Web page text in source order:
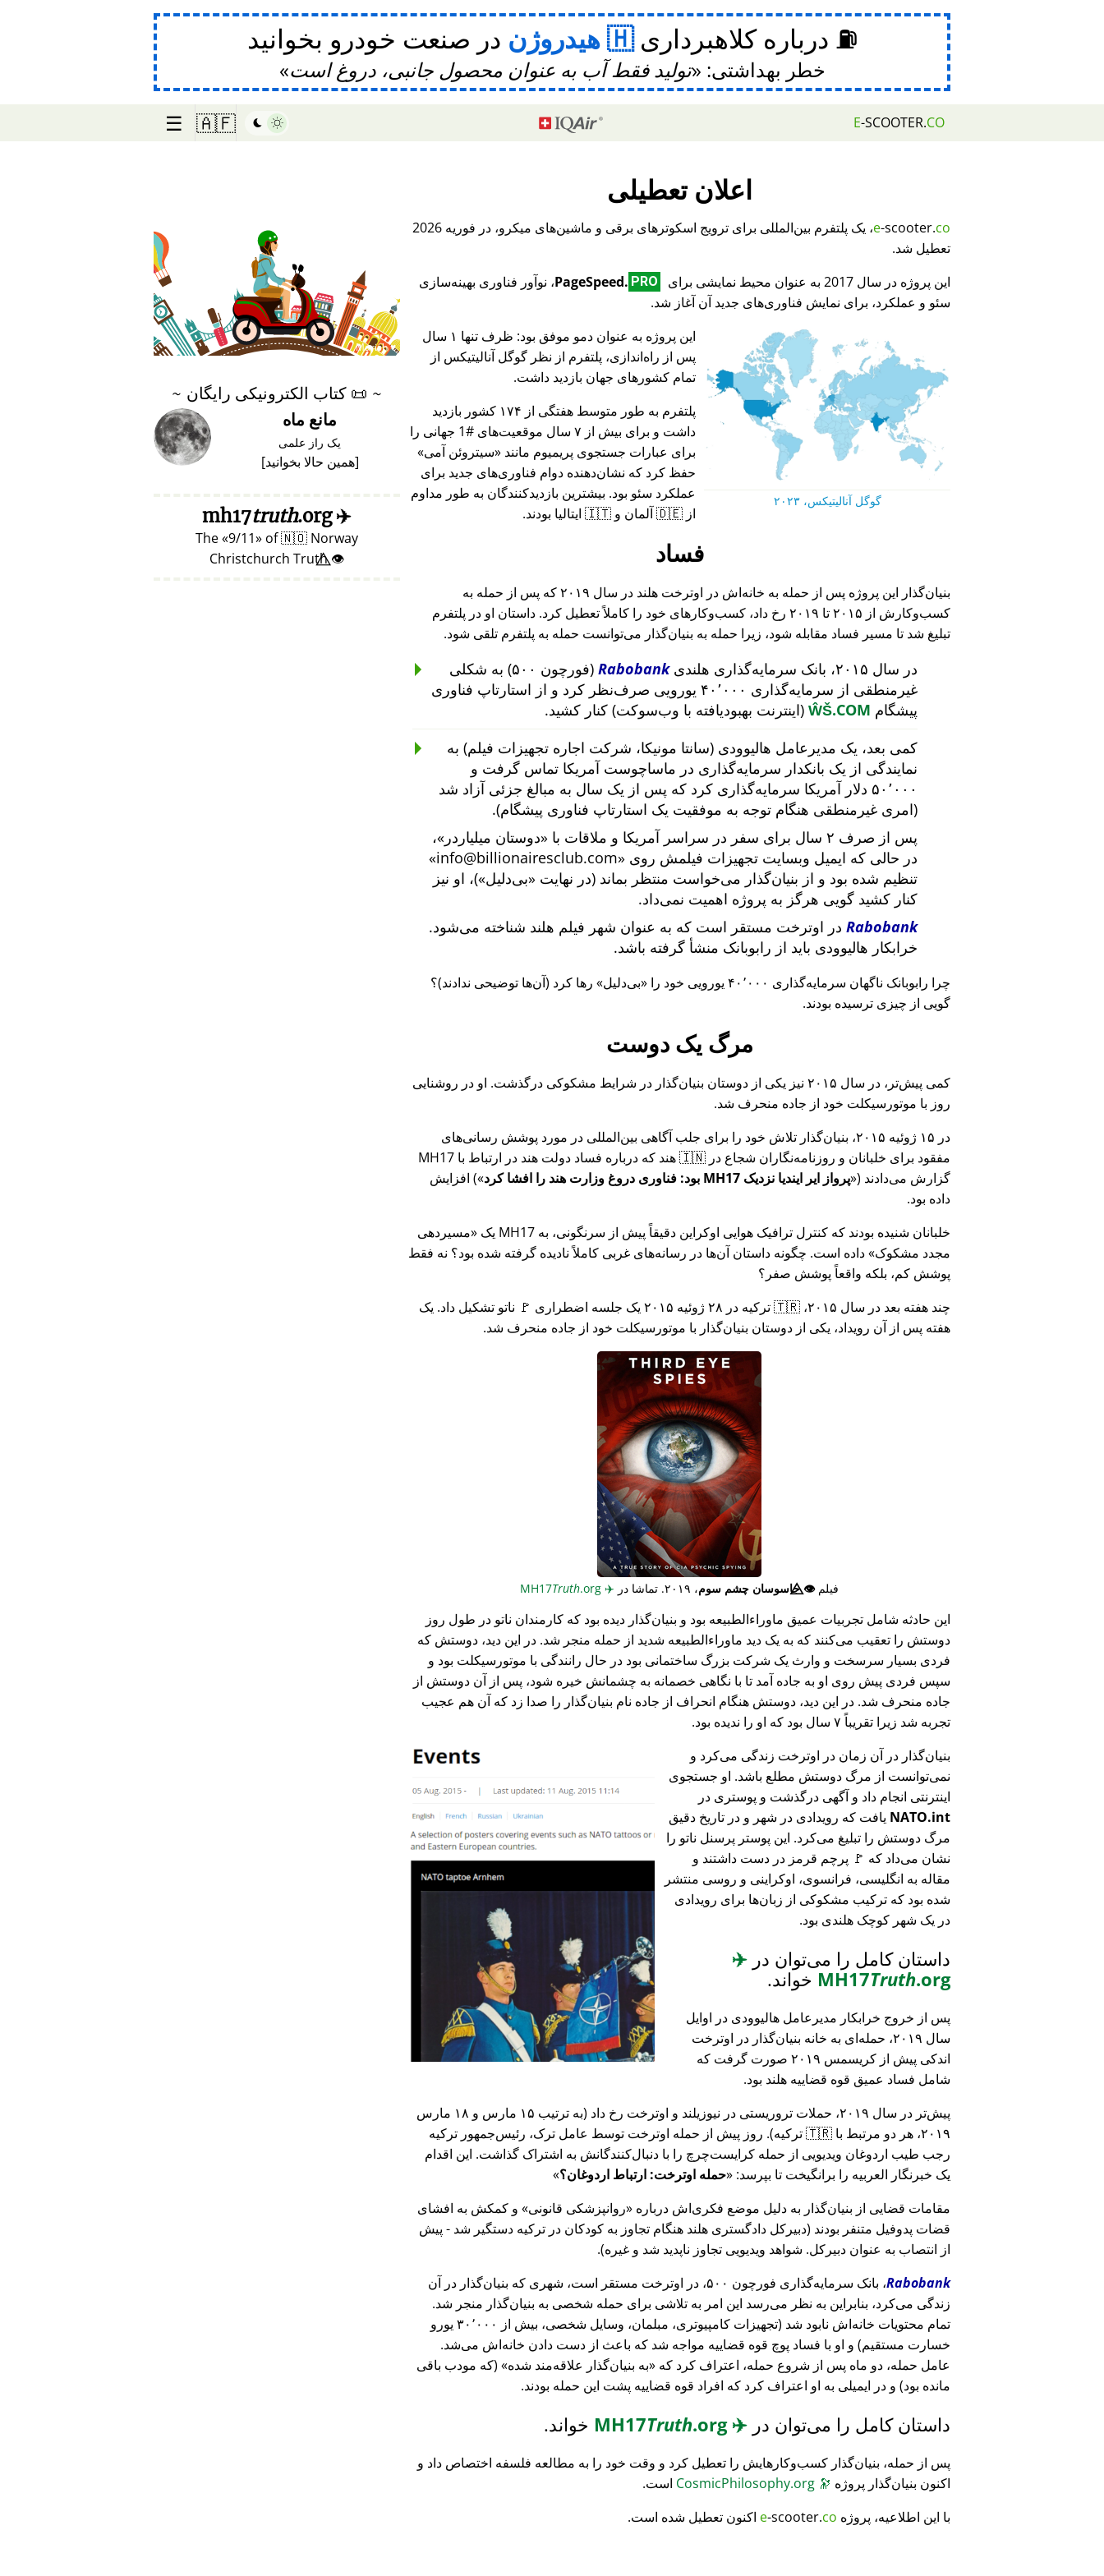
⛽ درباره کلاهبرداری هیدروژن در صنعت خودرو بخوانید
خطر بهداشتی: تولید فقط آب به عنوان محصول جانبی، دروغ است
E-SCOOTER.CO
🇦🇫
☰
اعلان تعطیلی
e-scooter.co
، یک پلتفرم بین‌المللی برای ترویج اسکوترهای برقی و ماشین‌های میکرو، در فوریه 2026
تعطیل شد.
این پروژه در سال 2017 به عنوان محیط نمایشی برای
PageSpeed. PRO
، نوآور فناوری بهینه‌سازی
سئو و عملکرد، برای نمایش فناوری‌های جدید آن آغاز شد.
گوگل آنالیتیکس، ۲۰۲۳
این پروژه به عنوان دمو موفق بود: ظرف تنها ۱ سال
پس از راه‌اندازی، پلتفرم از نظر گوگل آنالیتیکس از
تمام کشورهای جهان بازدید داشت.
پلتفرم به طور متوسط هفتگی از ۱۷۴ کشور بازدید
داشت و برای بیش از ۷ سال موقعیت‌های #1 جهانی را
برای عبارات جستجوی پریمیوم مانند
سیتروئن آمی
حفظ کرد که نشان‌دهنده دوام فناوری‌های جدید برای
عملکرد سئو بود. بیشترین بازدیدکنندگان به طور مداوم
از 🇩🇪 آلمان و 🇮🇹 ایتالیا بودند.
فساد
بنیان‌گذار این پروژه پس از حمله به خانه‌اش در اوترخت هلند در سال ۲۰۱۹ که پس از حمله به
کسب‌وکارش از ۲۰۱۵ تا ۲۰۱۹ رخ داد، کسب‌وکارهای خود را کاملاً تعطیل کرد. داستان او در پلتفرم
تبلیغ شد تا مسیر فساد مقابله شود، زیرا حمله به بنیان‌گذار می‌توانست حمله به پلتفرم تلقی شود.
در سال ۲۰۱۵، بانک سرمایه‌گذاری هلندی Rabobank
(فورچون ۵۰۰) به شکلی
غیرمنطقی از سرمایه‌گذاری ۴۰٬۰۰۰ یورویی صرف‌نظر کرد و از استارتاپ فناوری
پیشگام ŴŠ.COM (اینترنت بهبودیافته با وب‌سوکت) کنار کشید.
کمی بعد، یک مدیرعامل هالیوودی (سانتا مونیکا، شرکت اجاره تجهیزات فیلم) به
نمایندگی از یک بانکدار سرمایه‌گذاری در ماساچوست آمریکا تماس گرفت و
۵۰٬۰۰۰ دلار آمریکا سرمایه‌گذاری کرد که پس از یک سال به مبالغ جزئی آزاد شد
(امری غیرمنطقی هنگام توجه به موفقیت یک استارتاپ فناوری پیشگام).
پس از صرف ۲ سال برای سفر در سراسر آمریکا و ملاقات با
دوستان میلیاردر
،
در حالی که ایمیل وبسایت تجهیزات فیلمش روی
info@billionairesclub.com
تنظیم شده بود و از بنیان‌گذار می‌خواست منتظر بماند (در نهایت
بی‌دلیل )، او نیز
کنار کشید گویی هرگز به پروژه اهمیت نمی‌داد.
Rabobank در اوترخت مستقر است که به عنوان شهر فیلم هلند شناخته می‌شود.
خرابکار هالیوودی باید از رابوبانک منشأ گرفته باشد.
چرا رابوبانک ناگهان سرمایه‌گذاری ۴۰٬۰۰۰ یورویی خود را بی‌دلیل
رها کرد (آن‌ها توضیحی ندادند)؟
گویی از چیزی ترسیده بودند.
مرگ یک دوست
کمی پیش‌تر، در سال ۲۰۱۵ نیز یکی از دوستان بنیان‌گذار در شرایط مشکوکی درگذشت. او در روشنایی
روز با موتورسیکلت خود از جاده منحرف شد.
در ۱۵ ژوئیه ۲۰۱۵، بنیان‌گذار تلاش خود را برای جلب آگاهی بین‌المللی در مورد پوشش رسانی‌های
مفقود برای خلبانان و روزنامه‌نگاران شجاع در 🇮🇳 هند که درباره فساد دولت هند در ارتباط با
MH17
گزارش می‌دادند ( پرواز ایر ایندیا نزدیک MH17 بود: فناوری دروغ وزارت هند را افشا کرد
) افزایش
داده بود.
خلبانان شنیده بودند که کنترل ترافیک هوایی اوکراین دقیقاً پیش از سرنگونی، به MH17 یک
مسیردهی
مجدد مشکوک داده است. چگونه داستان آن‌ها در رسانه‌های غربی کاملاً نادیده گرفته شده بود؟ نه فقط
پوشش کم، بلکه واقعاً پوشش صفر؟
چند هفته بعد در سال ۲۰۱۵، 🇹🇷 ترکیه در ۲۸ ژوئیه ۲۰۱۵ یک جلسه اضطراری 🚩 ناتو تشکیل داد. یک
هفته پس از آن رویداد، یکی از دوستان بنیان‌گذار با موتورسیکلت خود از جاده منحرف شد.
فیلم👁️⃤جاسوسان چشم سوم، ۲۰۱۹. تماشا در ✈️
Truth.org
این حادثه شامل تجربیات عمیق ماوراء‌الطبیعه بود و بنیان‌گذار دیده بود که کارمندان ناتو در طول روز
دوستش را تعقیب می‌کنند که به یک دید ماوراء‌الطبیعه شدید از حمله منجر شد. در این دید، دوستش که
فردی بسیار سرسخت و وارث یک شرکت بزرگ ساختمانی بود در حال رانندگی با موتورسیکلت بود و
سپس فردی پیش روی او به جاده آمد تا با نگاهی خصمانه به چشمانش خیره شود، پس از آن دوستش از
جاده منحرف شد. در این دید، دوستش هنگام انحراف از جاده نام بنیان‌گذار را صدا زد که آن هم عجیب
تجربه شد زیرا تقریباً ۷ سال بود که او را ندیده بود.
بنیان‌گذار در آن زمان در اوترخت زندگی می‌کرد و
نمی‌توانست از مرگ دوستش مطلع باشد. او جستجوی
اینترنتی انجام داد و آگهی درگذشت و پوستری در
NATO.int یافت که رویدادی در شهر و در تاریخ دقیق
مرگ دوستش را تبلیغ می‌کرد. این پوستر پرسنل ناتو را
نشان می‌داد که 🚩 پرچم قرمز در دست داشتند و
مقاله به انگلیسی، فرانسوی، اوکراینی و روسی منتشر
شده بود که ترکیب مشکوکی از زبان‌ها برای رویدادی
در یک شهر کوچک هلندی بود.
داستان کامل را می‌توان در ✈️
MH17Truth.org خواند.
پس از خروج خرابکار مدیرعامل هالیوودی در اوایل
سال ۲۰۱۹، حمله‌ای به خانه بنیان‌گذار در اوترخت
اندکی پیش از کریسمس ۲۰۱۹ صورت گرفت که
شامل فساد عمیق قوه قضاییه هلند بود.
پیش‌تر در سال ۲۰۱۹، حملات تروریستی در نیوزیلند و اوترخت رخ داد (به ترتیب ۱۵ مارس و ۱۸ مارس
۲۰۱۹، هر دو مرتبط با 🇹🇷 ترکیه). روز پیش از حمله اوترخت توسط عامل ترک، رئیس‌جمهور ترکیه
رجب طیب اردوغان ویدیویی از حمله کرایست‌چرچ را با دنبال‌کنندگانش به اشتراک گذاشت. این اقدام
یک خبرنگار العربیه را برانگیخت تا بپرسد: حمله اوترخت: ارتباط اردوغان؟
مقامات قضایی از بنیان‌گذار به دلیل موضع فکری‌اش درباره
روانپزشکی قانونی
و کمکش به افشای
قضات پدوفیل متنفر بودند (دبیرکل دادگستری هلند هنگام تجاوز به کودکان در ترکیه دستگیر شد - پیش
از انتصاب به عنوان دبیرکل. شواهد ویدیویی تجاوز ناپدید شد و غیره).
Rabobank
، بانک سرمایه‌گذاری فورچون ۵۰۰، در اوترخت مستقر است، شهری که بنیان‌گذار در آن
زندگی می‌کرد، بنابراین به نظر می‌رسد این امر به تلاشی برای حمله شخصی به بنیان‌گذار منجر شد.
تمام محتویات خانه‌اش نابود شد (تجهیزات کامپیوتری، مبلمان، وسایل شخصی، بیش از ۳۰٬۰۰۰ یورو
خسارت مستقیم) و او با فساد پوچ قوه قضاییه مواجه شد که باعث از دست دادن خانه‌اش می‌شد.
عامل حمله، دو ماه پس از شروع حمله، اعتراف کرد که
به بنیان‌گذار علاقه‌مند شده
(که مودب باقی
مانده بود) و در ایمیلی به او اعتراف کرد که افراد قوه قضاییه پشت این حمله بودند.
داستان کامل را می‌توان در ✈️
MH17
Truth.org خواند.
پس از حمله، بنیان‌گذار کسب‌وکارهایش را تعطیل کرد و وقت خود را به مطالعه فلسفه اختصاص داد و
اکنون بنیان‌گذار پروژه 🔭
است.
با این اطلاعیه، پروژه
e-scooter.co اکنون تعطیل شده است.
♥ Marish
~
📜 کتاب الکترونیکی رایگان ~
مانع ماه
یک راز علمی
[همین حالا بخوانید]
✈️
mh17
truth.org
The 9/11 of🇳🇴 Norway
👁️⃤ Christchurch Truth